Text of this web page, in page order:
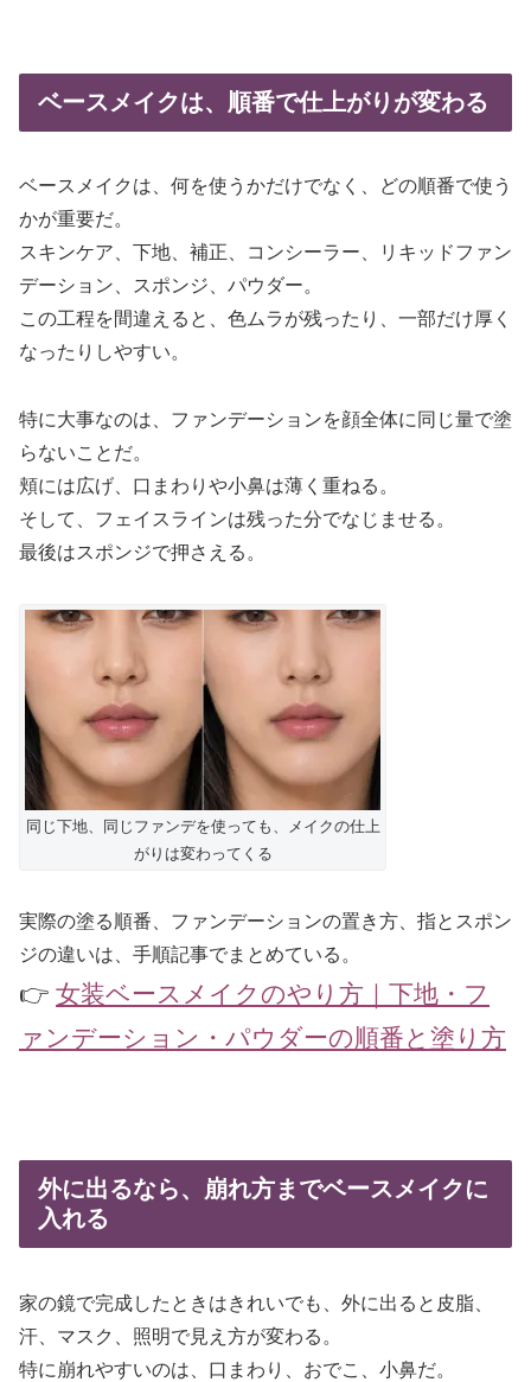
ベースメイクは、順番で仕上がりが変わる
ベースメイクは、何を使うかだけでなく、どの順番で使う
かが重要だ。
スキンケア、下地、補正、コンシーラー、リキッドファン
デーション、スポンジ、パウダー。
この工程を間違えると、色ムラが残ったり、一部だけ厚く
なったりしやすい。
特に大事なのは、ファンデーションを顔全体に同じ量で塗
らないことだ。
頬には広げ、口まわりや小鼻は薄く重ねる。
そして、フェイスラインは残った分でなじませる。
最後はスポンジで押さえる。
同じ下地、同じファンデを使っても、メイクの仕上
がりは変わってくる
実際の塗る順番、ファンデーションの置き方、指とスポン
ジの違いは、手順記事でまとめている。
👉 女装ベースメイクのやり方｜下地・フ
ァンデーション・パウダーの順番と塗り方
外に出るなら、崩れ方までベースメイクに
入れる
家の鏡で完成したときはきれいでも、外に出ると皮脂、
汗、マスク、照明で見え方が変わる。
特に崩れやすいのは、口まわり、おでこ、小鼻だ。